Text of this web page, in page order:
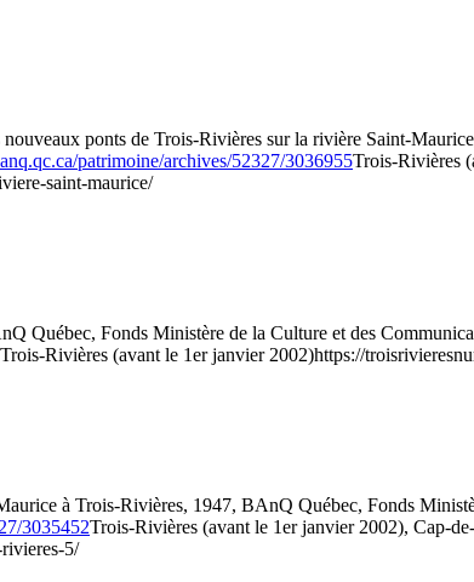
nouveaux ponts de Trois-Rivières sur la rivière Saint-
patrimoine/archives/52327/3036955Trois-Rivières
saint-maurice/
Québec, Fonds Ministère de la Culture et des
Rivières (avant le 1er janvier 2002)https://
à Trois-Rivières, 1947, BAnQ Québec, Fonds
3035452Trois-Rivières (avant le 1er janvier 2002), Cap-
5/